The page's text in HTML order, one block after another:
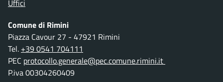
Uffici
Comune di Rimini
Piazza Cavour 27 - 47921 Rimini
Tel. +39 0541 704111
PEC protocollo.generale@pec.comune.rimini.it
P.iva 00304260409